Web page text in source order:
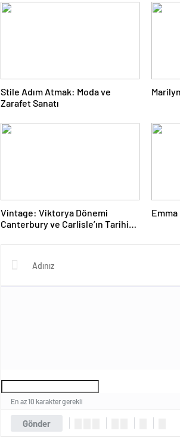
Stile Adım Atmak: Moda ve
Zarafet Sanatı
Vintage: Viktorya Dönemi
Canterbury ve Carlisle’ın Tarihi
Gönder
En az 10 karakter gerekli